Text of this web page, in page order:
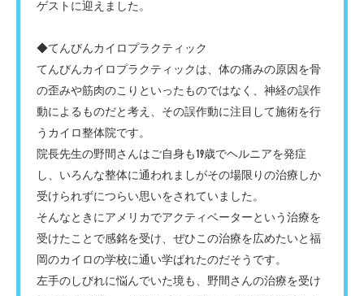
ゲストに迎えました。
◆てんびんカイロプラクティック
てんびんカイロプラクティックは、体の痛みの原因を骨
の歪みや筋肉のこりといったものではなく、神経の誤作
動によるものだと考え、その誤作動に注目して施術を行
うカイロ整体院です。
院長先生の野間さんはご自身も19歳でヘルニアを発症
し、いろんな整体に通われましがその場限りの治療しか
受けられずにつらい思いをされていました。
そんなときにアメリカでアクティベーターという治療を
受けたことで感銘を受け、ぜひこの治療を広めたいと福
岡のカイロの学校に通い学ばれたのだそうです。
左手のしびれに悩んでいた境も、野間さんの治療を受け